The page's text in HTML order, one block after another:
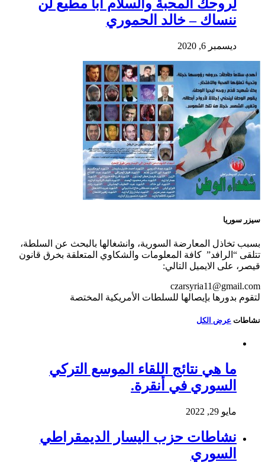
لروحك المحبة والسلام أبا مطيع لن
ننساك – خالد الحموري
ديسمبر 6, 2020
سيزر سوريا
بسبب تخاذل المعارضة السورية، وانشغالها بالبحث عن السلطة،
تتلقى “الرافد” كافة المعلومات والشكاوي المتعلقة بخرق قانون
قيصر، على الايميل التالي:
czarsyria11@gmail.com
لتقوم بدورها بإيصالها للسلطات الأمريكية المختصة
نشاطات عرض الكل
ما هي نتائج اللقاء الموسع التركي
السوري في أنقرة.
مايو 29, 2022
نشاطات حزب اليسار الديمقراطي
السوري